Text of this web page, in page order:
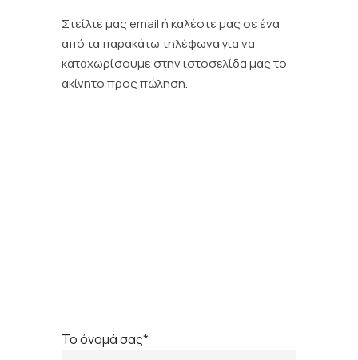
Στείλτε μας email ή καλέστε μας σε ένα
από τα παρακάτω τηλέφωνα για να
καταχωρίσουμε στην ιστοσελίδα μας το
ακίνητο προς πώληση.
Το όνομά σας*